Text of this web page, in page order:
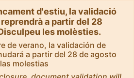
d'estiu, la validació
a partir del 28
les molèsties.
de verano, la validación de
a partir del 28 de agosto
molestias